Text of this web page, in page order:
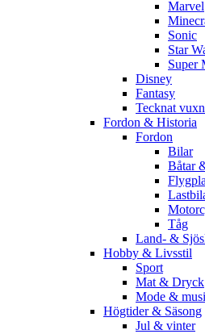
Marvel
Sonic
Star
Super
Disney
Fantasy
Tecknat
Fordon & Historia
Fordon
Bilar
Båtar
Tåg
Land- &
Hobby & Livsstil
Sport
Mat & Dryck
Mode &
Högtider & Säsong
Jul & vinter